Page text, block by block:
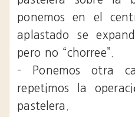
ponemos en el
aplastado se
pero no “chorree”.
- Ponemos otra
repetimos la
pastelera.